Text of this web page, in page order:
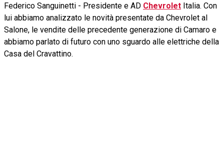
Federico Sanguinetti - Presidente e AD Chevrolet Italia. Con
lui abbiamo analizzato le novità presentate da Chevrolet al
Salone, le vendite delle precedente generazione di Camaro e
abbiamo parlato di futuro con uno sguardo alle elettriche della
Casa del Cravattino.